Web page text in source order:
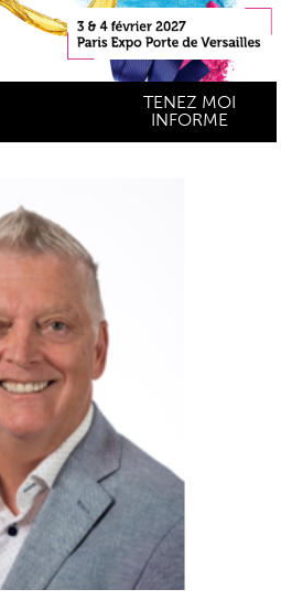
TENEZ MOI
INFORME